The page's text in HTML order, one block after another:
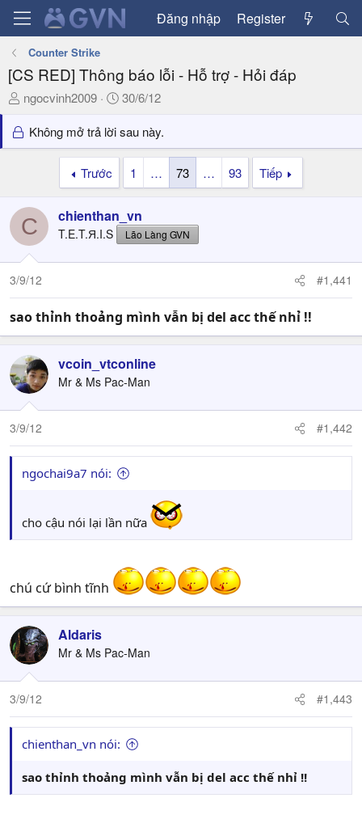
Đăng nhập Register
Counter Strike
[CS RED] Thông báo lỗi - Hỗ trợ - Hỏi đáp
T
r
e
t
a
r
e
r
ngocvinh2009
N
à
y
30/6/12
Không mở trả lời sau này.
Trước 1 … 73 … 93 Tiếp
C chienthan_vn
T.E.T.Я.I.S Lão Làng GVN
3/9/12 #1,441
sao thỉnh thoảng mình vẫn bị del acc thế nhỉ !!
vcoin_vtconline
Mr & Ms Pac-Man
3/9/12 #1,442
ngochai9a7 nói:
cho cậu nói lại lần nữa
chú cứ bình tĩnh
Aldaris
Mr & Ms Pac-Man
3/9/12 #1,443
chienthan_vn nói:
sao thỉnh thoảng mình vẫn bị del acc thế nhỉ !!